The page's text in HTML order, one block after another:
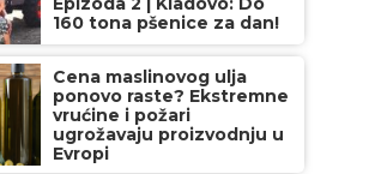
160 tona pšenice za dan!
Cena maslinovog ulja
ponovo raste? Ekstremne
vrućine i požari
ugrožavaju proizvodnju u
Evropi